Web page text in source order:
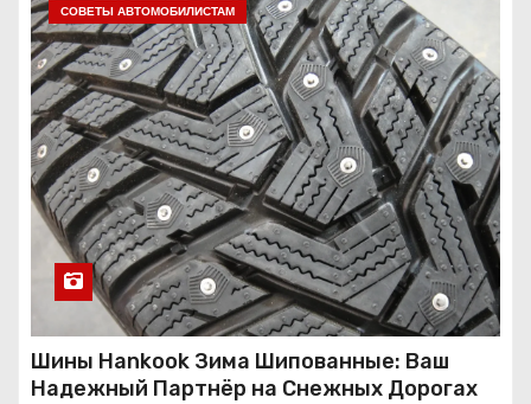
СОВЕТЫ АВТОМОБИЛИСТАМ
Шины Hankook Зима Шипованные: Ваш
Надежный Партнёр на Снежных Дорогах